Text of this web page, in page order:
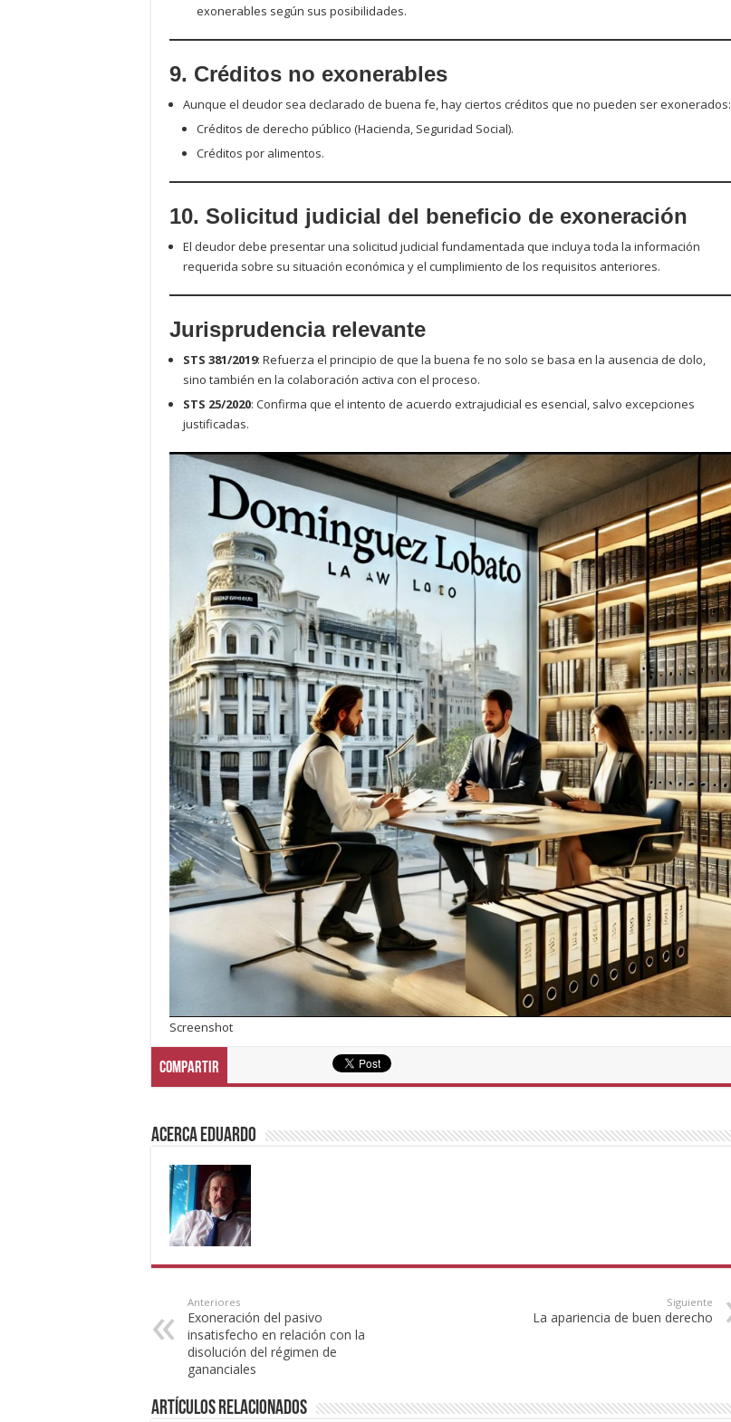
exonerables según sus posibilidades.
9. Créditos no exonerables
Aunque el deudor sea declarado de buena fe, hay ciertos créditos que no pueden ser exonerados:
Créditos de derecho público (Hacienda, Seguridad Social).
Créditos por alimentos.
10. Solicitud judicial del beneficio de exoneración
El deudor debe presentar una solicitud judicial fundamentada que incluya toda la información
requerida sobre su situación económica y el cumplimiento de los requisitos anteriores.
Jurisprudencia relevante
STS 381/2019: Refuerza el principio de que la buena fe no solo se basa en la ausencia de dolo,
sino también en la colaboración activa con el proceso.
STS 25/2020: Confirma que el intento de acuerdo extrajudicial es esencial, salvo excepciones
justificadas.
Screenshot
Compartir
Acerca eduardo
Anteriores
Exoneración del pasivo
insatisfecho en relación con la
disolución del régimen de
gananciales
Siguiente
La apariencia de buen derecho
Artículos Relacionados